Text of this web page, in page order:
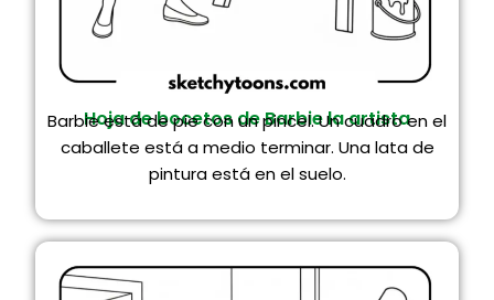
Hoja de bocetos de Barbie la artista
Barbie está de pie con un pincel. Un cuadro en el
caballete está a medio terminar. Una lata de
pintura está en el suelo.